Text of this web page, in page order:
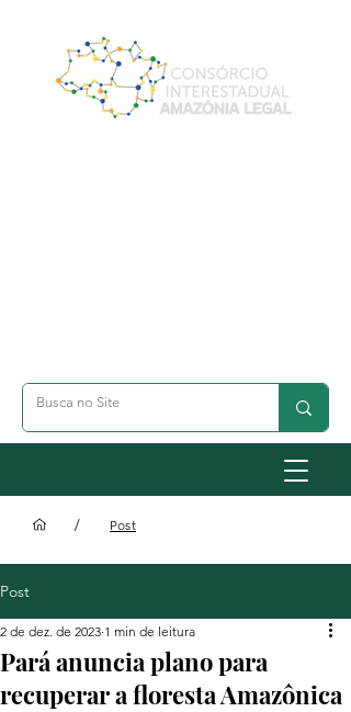
/ Post
Post
Pará anuncia plano para
recuperar a floresta Amazônica
2 de dez. de 2023 1 min de leitura